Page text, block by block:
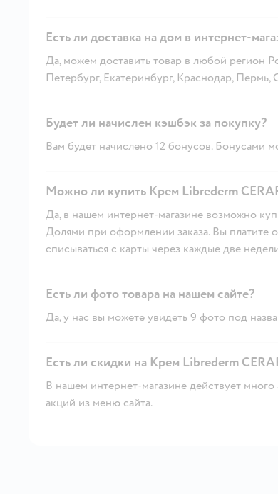
Есть ли доставка на дом в интернет-
Да, можем доставить товар в любой регион
Петербург, Екатеринбург, Краснодар,
Будет ли начислен кэшбэк за покупку?
Вам будет начислено 12 бонусов. Бонусами
Можно ли купить Крем Librederm
Да, в нашем интернет-магазине возможно
Долями при оформлении заказа. Вы платите
списываться с карты через каждые две
Есть ли фото товара на нашем сайте?
Да, у нас вы можете увидеть 9 фото под
Есть ли скидки на Крем Librederm
В нашем интернет-магазине действует
акций из меню сайта.